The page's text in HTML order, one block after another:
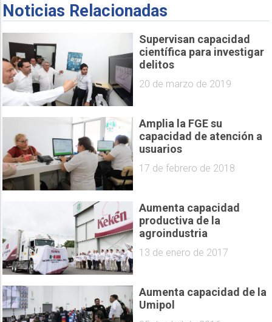
Noticias Relacionadas
Supervisan capacidad
científica para investigar
delitos
20 de marzo de 2019
Amplia la FGE su
capacidad de atención a
usuarios
17 de febrero de 2018
Aumenta capacidad
productiva de la
agroindustria
13 de enero de 2017
Aumenta capacidad de la
Umipol